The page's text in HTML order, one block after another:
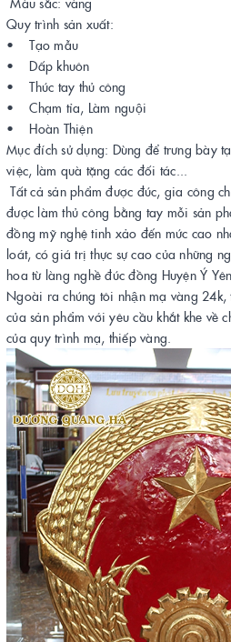
Quy trình sản xuất:
• Tạo mẫu
• Dấp khuôn
• Thúc tay thủ công
• Chạm tỉa, Làm nguội
• Hoàn Thiện
Mục đích sử dụng: Dùng để trưng bày
việc, làm quà tặng các đối tác...
Tất cả sản phẩm được đúc, gia công
được làm thủ công bằng tay mỗi sản
đồng mỹ nghệ tinh xảo đến mức cao
loát, có giá trị thực sự cao của những
hoa từ làng nghề đúc đồng Huyện Ý
Ngoài ra chúng tôi nhận mạ vàng
của sản phẩm với yêu cầu khắt khe về
của quy trình mạ, thiếp vàng.